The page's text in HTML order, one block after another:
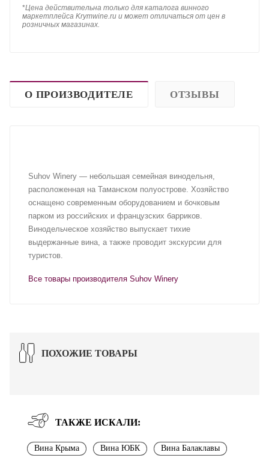
*Цена действительна только для каталога винного
маркетплейса Krymwine.ru и может отличаться от цен в
розничных магазинах.
О ПРОИЗВОДИТЕЛЕ ОТЗЫВЫ
Suhov Winery — небольшая семейная винодельня,
расположенная на Таманском полуострове. Хозяйство
оснащено современным оборудованием и бочковым
парком из российских и французских барриков.
Винодельческое хозяйство выпускает тихие
выдержанные вина, а также проводит экскурсии для
туристов.
Все товары производителя Suhov Winery
ПОХОЖИЕ ТОВАРЫ
ТАКЖЕ ИСКАЛИ:
Вина Крыма Вина ЮБК
Вина Балаклавы